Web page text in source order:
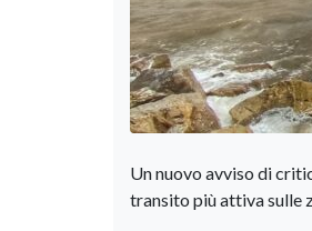
Un nuovo avviso di
transito più attiva sulle